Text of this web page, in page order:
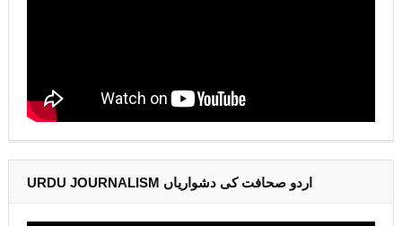
URDU JOURNALISM اردو صحافت کی دشواریاں